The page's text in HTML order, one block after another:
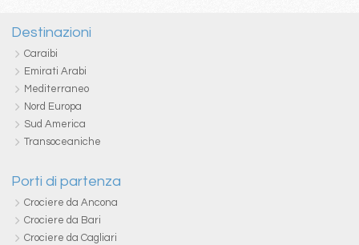
Destinazioni
Caraibi
Emirati Arabi
Mediterraneo
Nord Europa
Sud America
Transoceaniche
Porti di partenza
Crociere da Ancona
Crociere da Bari
Crociere da Cagliari